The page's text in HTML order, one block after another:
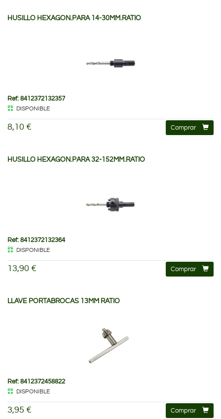
HUSILLO HEXAGON.PARA 14-30MM.RATIO
Ref: 8412372132357
DISPONIBLE
8,10 € Comprar
HUSILLO HEXAGON.PARA 32-152MM.RATIO
Ref: 8412372132364
DISPONIBLE
13,90 € Comprar
LLAVE PORTABROCAS 13MM RATIO
Ref: 8412372458822
DISPONIBLE
3,95 € Comprar